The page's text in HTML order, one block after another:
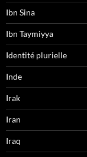
Ibn Sina
Ibn Taymiyya
Identité plurielle
Inde
Irak
Iran
Iraq